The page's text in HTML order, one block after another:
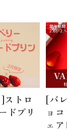
ストロ
ドプリ
[バ
ョ
ェア